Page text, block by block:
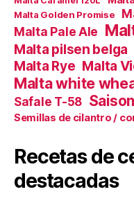
Malta Golden Promise
Malta Pale Ale
Malta pilsen belga
Malta Rye Malta
Malta white
Safale T-58 Saison
Semillas de cilantro /
Recetas de
destacadas